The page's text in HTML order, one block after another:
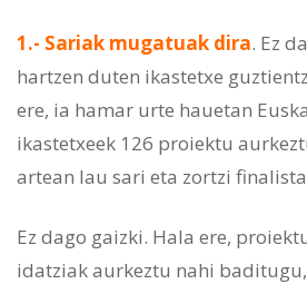
1.- Sariak mugatuak dira. Ez
hartzen duten ikastetxe
ere, ia hamar urte hauetan
ikastetxeek 126 proiektu
artean lau sari eta zortzi
Ez dago gaizki. Hala ere,
idatziak aurkeztu nahi